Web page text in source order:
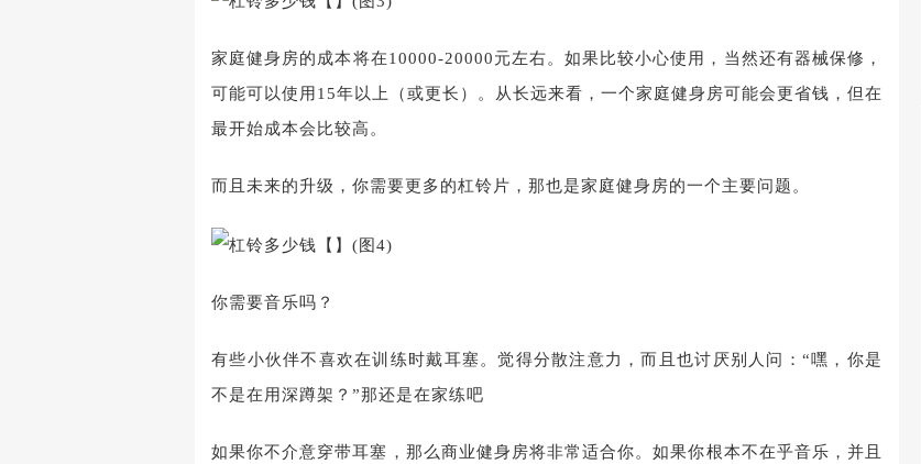
家庭健身房的成本将在10000-20000元左右。如果比较小心使用，当然还有器械保修，
可能可以使用15年以上（或更长）。从长远来看，一个家庭健身房可能会更省钱，但在
最开始成本会比较高。
而且未来的升级，你需要更多的杠铃片，那也是家庭健身房的一个主要问题。
你需要音乐吗？
有些小伙伴不喜欢在训练时戴耳塞。觉得分散注意力，而且也讨厌别人问：“嘿，你是
不是在用深蹲架？”那还是在家练吧
如果你不介意穿带耳塞，那么商业健身房将非常适合你。如果你根本不在乎音乐，并且